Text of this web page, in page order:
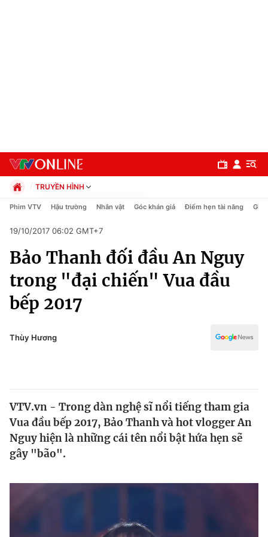
Chuyên mục
Chính trị
Xã hội
Pháp luật
Thế giới
Tin tức
Thế giới đó đây
Câu chuyện quốc tế
Kinh tế
Dữ liệu và đời sống
TRUYỀN HÌNH
Chính trị
Pháp luật
Kinh tế
Thể thao
Truyền hình
Văn hóa - Giải trí
Công nghệ
Phim VTV Hậu trường Nhân vật Góc khán giả Điểm hẹn tài năng Giải
19/10/2017 06:02 GMT+7
Bảo Thanh đối đầu An Nguy
trong "đại chiến" Vua đầu
bếp 2017
Thùy Hương
VTV.vn - Trong dàn nghệ sĩ nổi tiếng tham gia
Vua đầu bếp 2017, Bảo Thanh và hot vlogger An
Nguy hiện là những cái tên nổi bật hứa hẹn sẽ
gây "bão".